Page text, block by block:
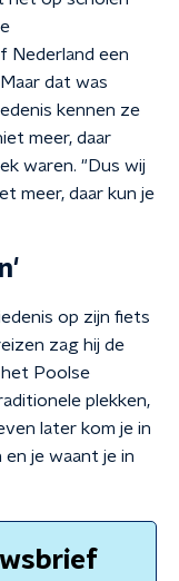
Nederland een
dat was
kennen ze
meer, daar
waren. "Dus wij
meer, daar kun je
op zijn fiets
zag hij de
Poolse
plekken,
later kom je in
je waant je in